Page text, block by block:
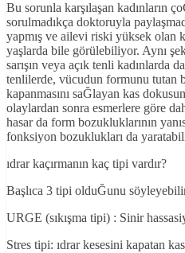
Bu sorunla karşılaşan kadınların
sorulmadıkça doktoruyla
yapmış ve ailevi riski yüksek olan
yaşlarda bile görülebiliyor. Aynı
sarışın veya açık tenli kadınlarda
tenlilerde, vücudun formunu tutan
kapanmasını saĞlayan kas
olaylardan sonra esmerlere göre
hasar da form bozukluklarının
fonksiyon bozuklukları da
ıdrar kaçırmanın kaç tipi vardır?
Başlıca 3 tipi olduĞunu
URGE (sıkışma tipi) : Sinir
Stres tipi: ıdrar kesesini kapatan